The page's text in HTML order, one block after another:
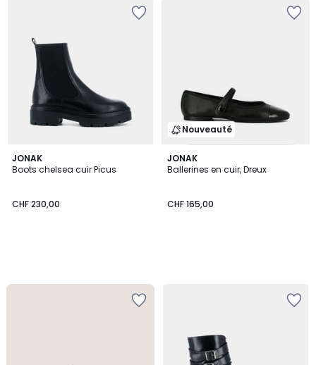
JONAK
Boots chelsea cuir Picus
CHF 230,00
Nouveauté
JONAK
Ballerines en cuir, Dreux
CHF 165,00